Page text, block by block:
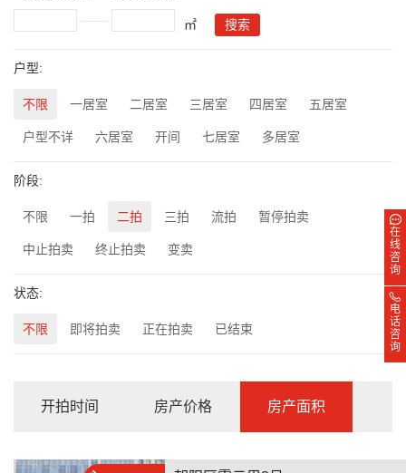
㎡
户型:
不限 一居室 二居室 三居室 四居室 五居室
户型不详 六居室 开间 七居室 多居室
阶段:
不限 一拍 二拍 三拍 流拍 暂停拍卖
中止拍卖 终止拍卖 变卖
状态:
不限 即将拍卖 正在拍卖 已结束
开拍时间 房产价格 房产面积
在
线
咨
询
电
话
咨
询